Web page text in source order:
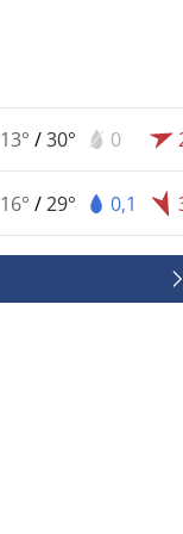
13° /30° 0
16° /29° 0,1